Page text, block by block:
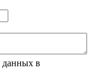
данных в